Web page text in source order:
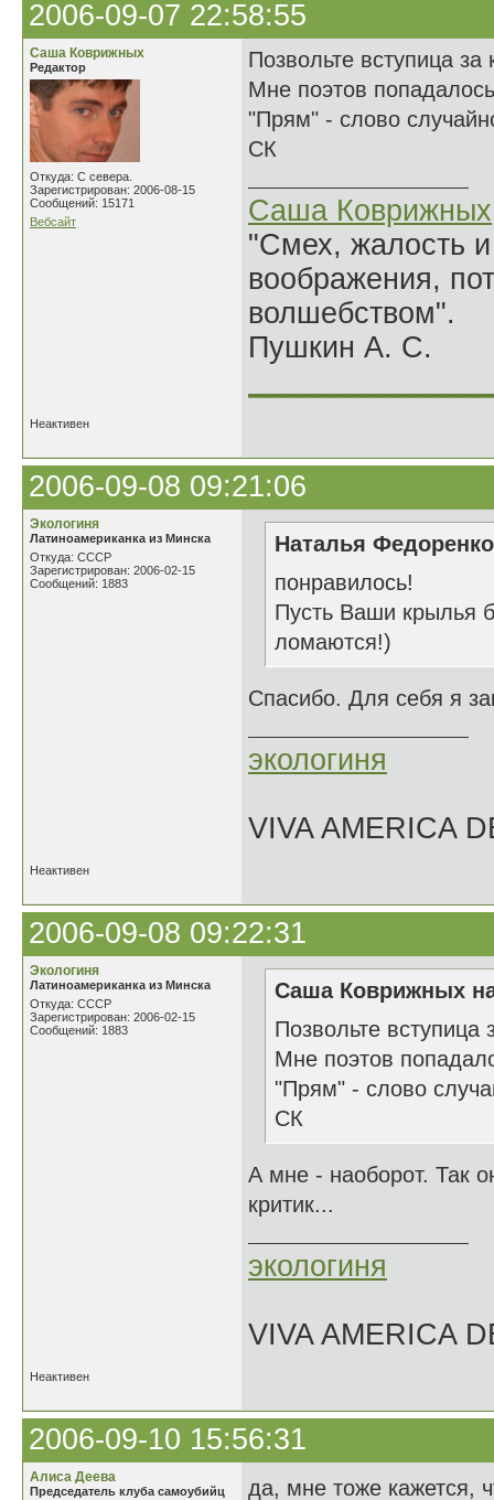
2006-09-07 22:58:55
Саша Коврижных
Редактор
Откуда: С севера.
Зарегистрирован: 2006-08-15
Сообщений: 15171
Вебсайт
Позвольте вступица за
Мне поэтов
"Прям" - слово
СК
Саша Коврижных
"Смех, жалость
воображения,
волшебством".
Пушкин А. С.
Неактивен
2006-09-08 09:21:06
Экологиня
Латиноамериканка из Минска
Откуда: СССР
Зарегистрирован: 2006-02-15
Сообщений: 1883
Наталья
понравилось!
Пусть Ваши крылья
ломаются!)
Спасибо. Для себя я
экологиня
VIVA AMERICA
Неактивен
2006-09-08 09:22:31
Экологиня
Латиноамериканка из Минска
Откуда: СССР
Зарегистрирован: 2006-02-15
Сообщений: 1883
Саша Коврижных
Позвольте вступица
Мне поэтов
"Прям" - слово
СК
А мне - наоборот. Так
критик...
экологиня
VIVA AMERICA
Неактивен
2006-09-10 15:56:31
Алиса Деева
Председатель клуба самоубийц да, мне тоже кажется,